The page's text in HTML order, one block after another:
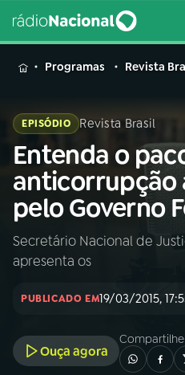
MENU
Buscar
na
Rádio
Nacional
AO
INÍCIO
A RÁDIO
Programas Revista
EPISÓDIO Revista Brasil
Entenda o
anticorrupção
pelo Governo
Secretário Nacional de
apresenta os
PUBLICADO EM19/03/2015,
Ouça agora
Compartilhe